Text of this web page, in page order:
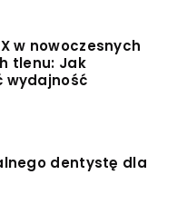
w nowoczesnych
tlenu: Jak
wydajność
dentystę dla